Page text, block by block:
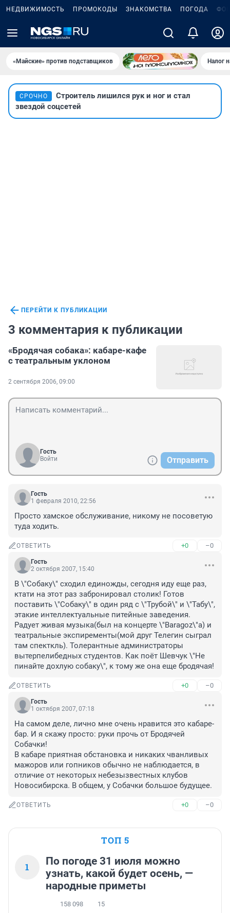
НЕДВИЖИМОСТЬ ПРОМОКОДЫ ЗНАКОМСТВА ПОГОДА
«Майские» против подставщиков Налог
СРОЧНО
Строитель лишился рук и ног и стал
звездой соцсетей
ПЕРЕЙТИ К ПУБЛИКАЦИИ
3 комментария к публикации
«Бродячая собака»: кабаре-кафе
с театральным уклоном
2 сентября 2006, 09:00
Гость
Войти
Отправить
Гость
1 февраля 2010, 22:56
Просто хамское обслуживание, никому не посоветую
ОТВЕТИТЬ +0 –0
Гость
2 октября 2007, 15:40
В \"Собаку\" сходил единожды, сегодня иду еще раз,
ктати на этот раз забронировал столик! Готов
поставить \"Собаку\" в один ряд с \"Трубой\" и \"Табу\",
этакие интеллектуальные питейные заведения.
Радует живая музыка(был на концерте \"Baragoz\"a) и
театральные экспиременты(мой друг Телегин сыграл
там спекткль). Толерантные администраторы
вытерпелибедных студентов. Как поёт Шевчук \"Не
пинайте дохлую собаку\", к тому же она еще бродячая!
ОТВЕТИТЬ +0 –0
Гость
1 октября 2007, 07:18
На самом деле, лично мне очень нравится это кабаре-
бар. И я скажу просто: руки прочь от Бродячей
Собачки!
В кабаре приятная обстановка и никаких чванливых
мажоров или гопников обычно не наблюдается, в
отличие от некоторых небезызвестных клубов
Новосибирска. В общем, у Собачки большое будущее.
ОТВЕТИТЬ +0 –0
ТОП 5
1
По погоде 31 июля можно
узнать, какой будет осень, —
народные приметы
158 098 15